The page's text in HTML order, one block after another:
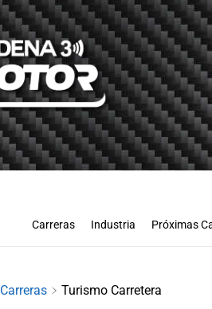
Carreras Industria Próximas
Carreras Turismo Carretera